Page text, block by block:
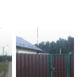
Июнь 2022